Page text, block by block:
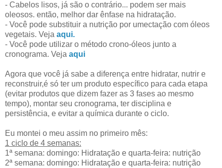
- Cabelos lisos, já são o contrário... podem ser mais
oleosos. então, melhor dar ênfase na hidratação.
- Você pode substituir a nutrição por umectação com óleos
vegetais. Veja aqui.
- Você pode utilizar o método crono-óleos junto a
cronograma. Veja aqui
Agora que você já sabe a diferença entre hidratar, nutrir e
reconstruir,é só ter um produto específico para cada etapa
(evitar produtos que dizem fazer as 3 fases ao mesmo
tempo), montar seu cronograma, ter disciplina e
persistência, e evitar a química durante o ciclo.
Eu montei o meu assim no primeiro mês:
1 ciclo de 4 semanas:
1ª semana: domingo: Hidratação e quarta-feira: nutrição
2ª semana: domingo: Hidratação e quarta-feira: nutrição